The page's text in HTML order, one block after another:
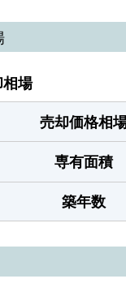
場
売却価格相
専有面積
築年数